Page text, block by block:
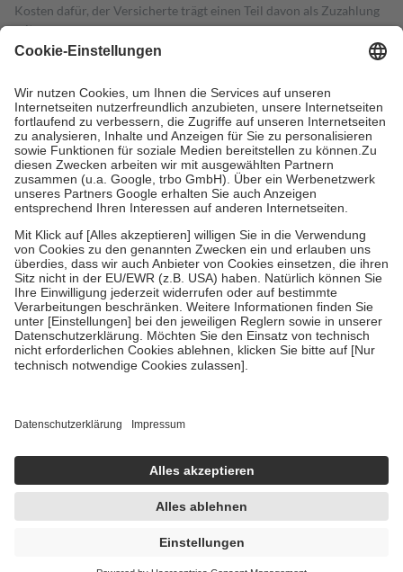
Kosten dafür, der Versicherte trägt einen Teil davon als Zuzahlung
mit.
Grundsätzlich leisten Mitglieder Zuzahlungen in Höhe von zehn
höchstens zehn Euro.
Es sind jedoch nie mehr als die tatsächlichen
Kosten der Leistung zu entrichten.
Diese Regeln gelten grundsätzlich auch für Online-Apotheken.
Bei Heilmitteln und häuslicher Krankenpflege beträgt die
Zuzahlung zehn Prozent der Kosten sowie zehn Euro je
Verordnung.
Um das Engagement der Versicherten für ihre eigene Gesundheit zu
stärken und die besondere Stellung der Familie zu unterstützen,
fallenkeine Zuzahlungenan bei:
• Kindern und Jugendlichen bis zum vollendeten 18. Lebensjahr
mit Ausnahme der Fahrkosten
• Untersuchungen zur Vorsorge und Früherkennung, die von der
GKV getragen werden
• empfohlenen Schutzimpfungen
• Harn- und Blutteststreifen
getroffen, um sicherzustellen, dass es sich um echte Bewertungen
https://help.etrusted.com/hc/de/articles/4419944605341
Einige Bilder und Inhalte wurden unter Zuhilfenahme künstlicher